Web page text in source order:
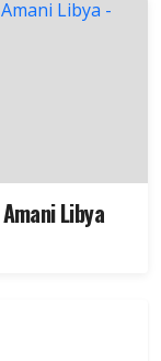
Libya